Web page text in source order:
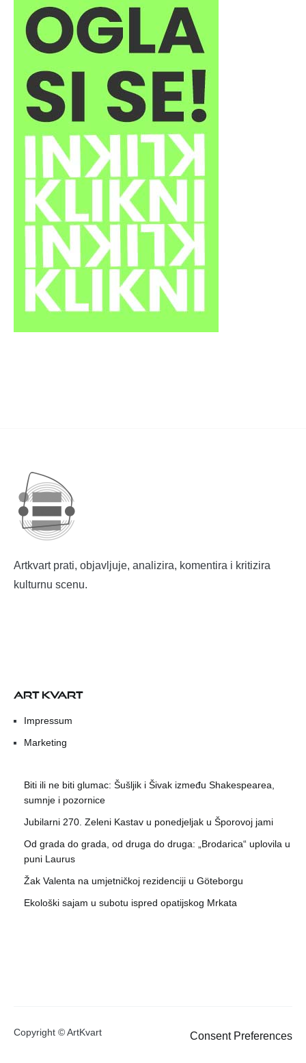
Artkvart prati, objavljuje, analizira, komentira i kritizira
kulturnu scenu.
ART KVART
Impressum
Marketing
Biti ili ne biti glumac: Šušljik i Šivak između Shakespearea,
sumnje i pozornice
Jubilarni 270. Zeleni Kastav u ponedjeljak u Šporovoj jami
Od grada do grada, od druga do druga: „Brodarica“ uplovila u
puni Laurus
Žak Valenta na umjetničkoj rezidenciji u Göteborgu
Ekološki sajam u subotu ispred opatijskog Mrkata
Copyright © ArtKvart Consent Preferences